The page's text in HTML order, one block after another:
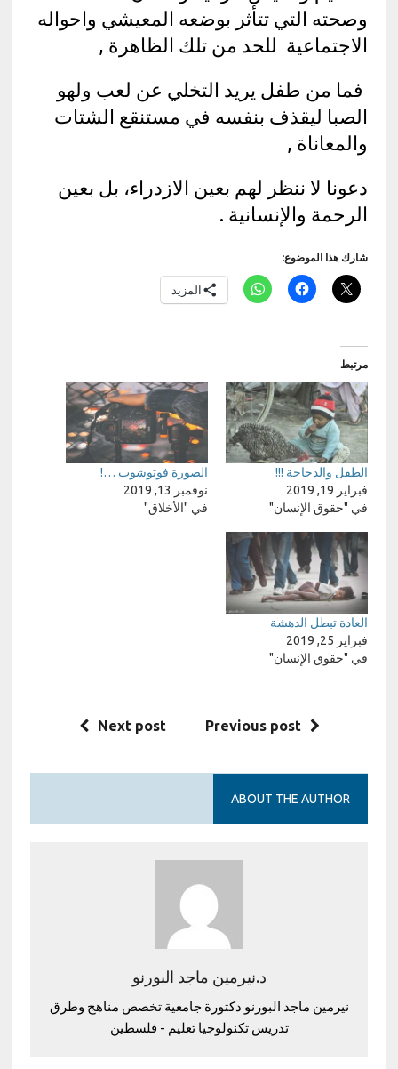
وصحته التي تتأثر بوضعه المعيشي واحواله
الاجتماعية للحد من تلك الظاهرة ,
فما من طفل يريد التخلي عن لعب ولهو
الصبا ليقذف بنفسه في مستنقع الشتات
والمعاناة ,
دعونا لا ننظر لهم بعين الازدراء، بل بعين
الرحمة والإنسانية .
شارك هذا الموضوع:
المزيد
مرتبط
الطفل والدجاجة !!!
فبراير 19, 2019
في "حقوق الإنسان"
الصورة فوتوشوب …!
نوفمبر 13, 2019
في "الأخلاق"
العادة تبطل الدهشة
فبراير 25, 2019
في "حقوق الإنسان"
Previous post
Next post
ABOUT THE AUTHOR
د.نيرمين ماجد البورنو
نيرمين ماجد البورنو دكتورة جامعية تخصص مناهج وطرق
تدريس تكنولوجيا تعليم - فلسطين